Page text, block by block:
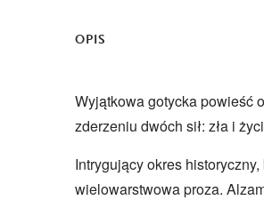
OPIS
Wyjątkowa gotycka powieść o
zderzeniu dwóch sił: zła i
Intrygujący okres
wielowarstwowa proza.